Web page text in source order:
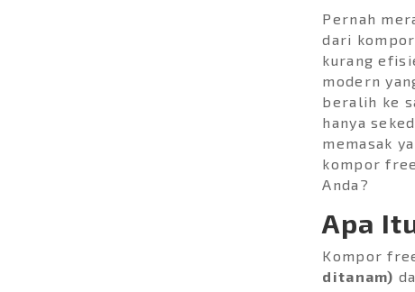
Pernah
dari
kurang
modern
beralih ke
hanya
memasak
kompor
Anda?
Apa
Kompor
ditanam)